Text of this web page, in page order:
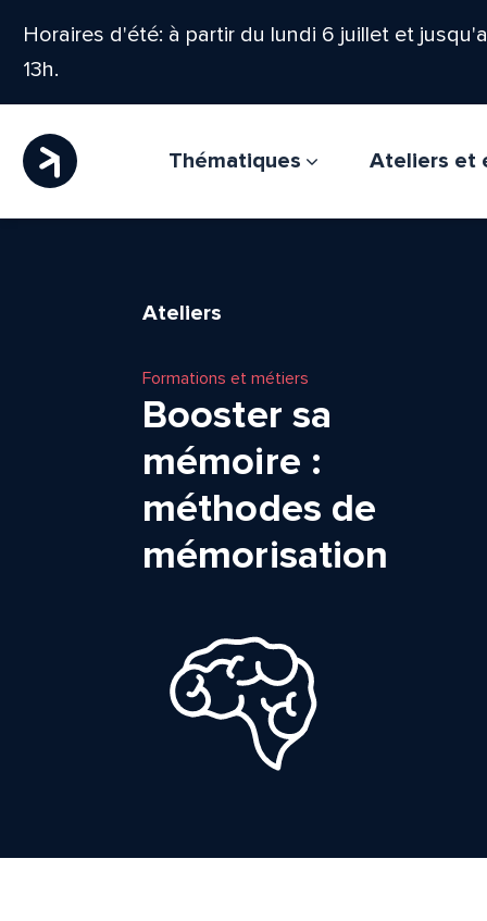
Horaires d'été: à partir du lundi 6 juillet et
13h.
Thématiques Ateliers et
Ateliers
Formations et métiers
Booster sa
mémoire :
méthodes de
mémorisation